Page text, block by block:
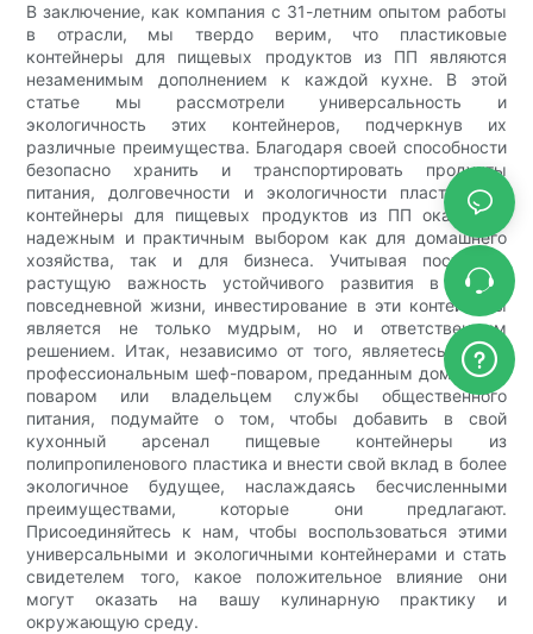
В заключение, как компания с 31-летним опытом работы
в отрасли, мы твердо верим, что пластиковые
контейнеры для пищевых продуктов из ПП являются
незаменимым дополнением к каждой кухне. В этой
статье мы рассмотрели универсальность и
экологичность этих контейнеров, подчеркнув их
различные преимущества. Благодаря своей способности
безопасно хранить и транспортировать продукты
питания, долговечности и экологичности пластиковые
контейнеры для пищевых продуктов из ПП оказались
надежным и практичным выбором как для домашнего
хозяйства, так и для бизнеса. Учитывая постоянно
растущую важность устойчивого развития в нашей
повседневной жизни, инвестирование в эти контейнеры
является не только мудрым, но и ответственным
решением. Итак, независимо от того, являетесь ли вы
профессиональным шеф-поваром, преданным домашним
поваром или владельцем службы общественного
питания, подумайте о том, чтобы добавить в свой
кухонный арсенал пищевые контейнеры из
полипропиленового пластика и внести свой вклад в более
экологичное будущее, наслаждаясь бесчисленными
преимуществами, которые они предлагают.
Присоединяйтесь к нам, чтобы воспользоваться этими
универсальными и экологичными контейнерами и стать
свидетелем того, какое положительное влияние они
могут оказать на вашу кулинарную практику и
окружающую среду.